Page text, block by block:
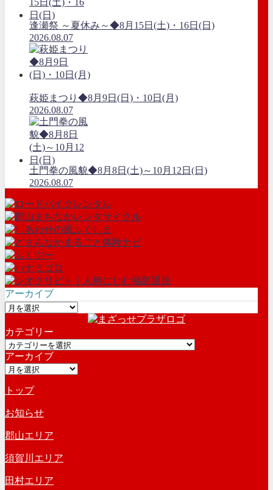
逢瀬祭 ～夏休み～◆8月15日(土)・16日(日)
2026.08.07
萩姫まつり◆8月9日(日)・10日(月)
2026.08.07
土門拳の風貌◆8月8日(土)～10月12日(日)
2026.08.07
アーカイブ
ア
カ
イ
ブ
カテゴリー
カ
テ
ゴ
ー
アーカイブ
ア
カ
イ
ブ
トップ
お知らせ
郡山エリア
須賀川エリア
田村エリア